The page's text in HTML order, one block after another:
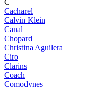
C
Cacharel
Calvin Klein
Canal
Chopard
Christina Aguilera
Ciro
Clarins
Coach
Comodynes